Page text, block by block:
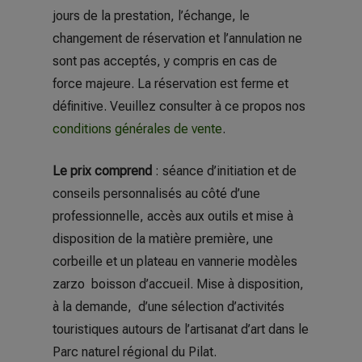
jours de la prestation, l’échange, le
changement de réservation et l’annulation ne
sont pas acceptés, y compris en cas de
force majeure. La réservation est ferme et
définitive. Veuillez consulter à ce propos nos
conditions générales de vente.
Le prix comprend : séance d’initiation et de
conseils personnalisés au côté d’une
professionnelle, accès aux outils et mise à
disposition de la matière première, une
corbeille et un plateau en vannerie modèles
zarzo boisson d’accueil. Mise à disposition,
à la demande, d’une sélection d’activités
touristiques autours de l’artisanat d’art dans le
Parc naturel régional du Pilat.